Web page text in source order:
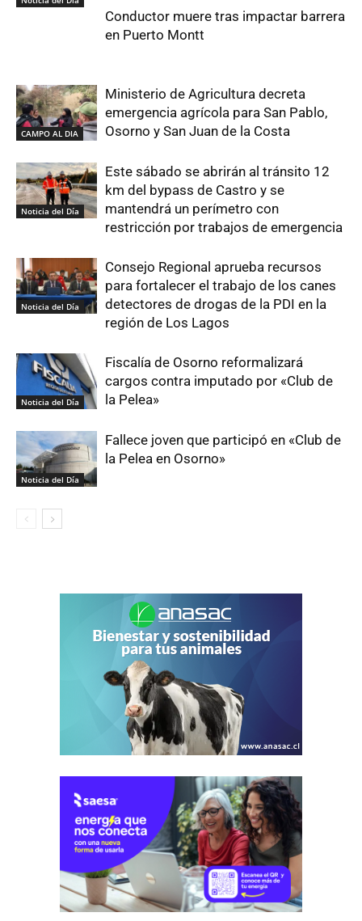
Conductor muere tras impactar barrera
en Puerto Montt
CAMPO AL DIA
Ministerio de Agricultura decreta
emergencia agrícola para San Pablo,
Osorno y San Juan de la Costa
Noticia del Día
Este sábado se abrirán al tránsito 12
km del bypass de Castro y se
mantendrá un perímetro con
restricción por trabajos de emergencia
Noticia del Día
Consejo Regional aprueba recursos
para fortalecer el trabajo de los canes
detectores de drogas de la PDI en la
región de Los Lagos
Noticia del Día
Fiscalía de Osorno reformalizará
cargos contra imputado por «Club de
la Pelea»
Noticia del Día
Fallece joven que participó en «Club de
la Pelea en Osorno»